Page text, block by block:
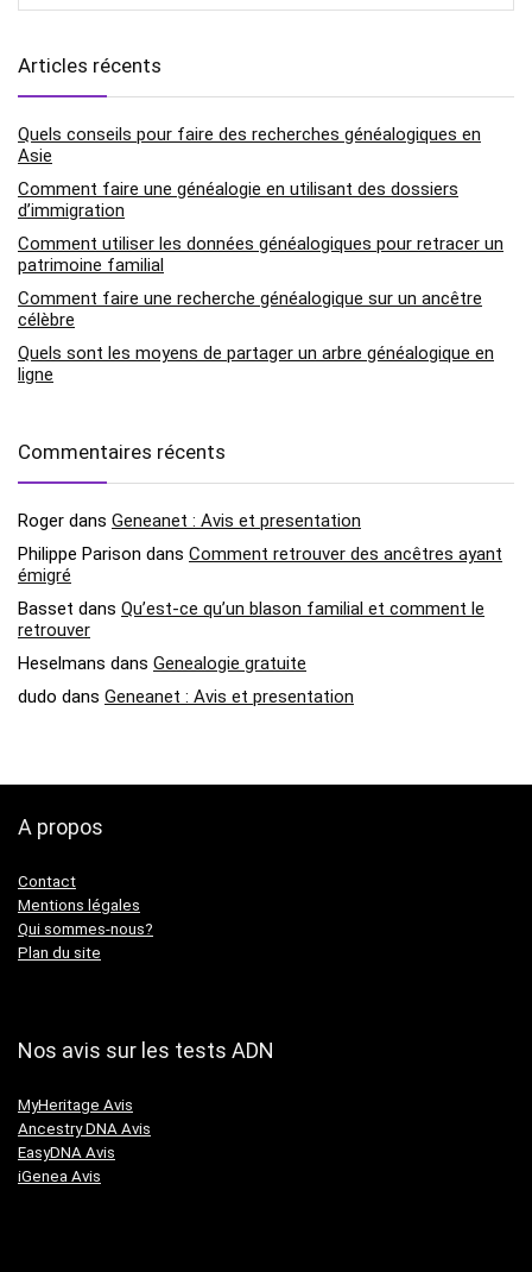
Articles récents
Quels conseils pour faire des recherches généalogiques en
Asie
Comment faire une généalogie en utilisant des dossiers
d’immigration
Comment utiliser les données généalogiques pour retracer un
patrimoine familial
Comment faire une recherche généalogique sur un ancêtre
célèbre
Quels sont les moyens de partager un arbre généalogique en
ligne
Commentaires récents
Roger dans Geneanet : Avis et presentation
Philippe Parison dans Comment retrouver des ancêtres ayant
émigré
Basset dans Qu’est-ce qu’un blason familial et comment le
retrouver
Heselmans dans Genealogie gratuite
dudo dans Geneanet : Avis et presentation
A propos
Contact
Mentions légales
Qui sommes-nous?
Plan du site
Nos avis sur les tests ADN
MyHeritage Avis
Ancestry DNA Avis
EasyDNA Avis
iGenea Avis